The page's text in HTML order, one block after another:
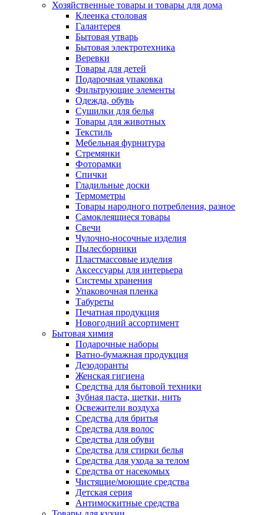
Хозяйственные товары и товары для дома
Клеенка столовая
Галантерея
Бытовая утварь
Бытовая электротехника
Веревки
Товары для детей
Подарочная упаковка
Фильтрующие элементы
Одежда, обувь
Сушилки для белья
Товары для животных
Текстиль
Мебельная фурнитура
Стремянки
Фоторамки
Спички
Гладильные доски
Термометры
Товары народного потребления, разное
Самоклеящиеся товары
Свечи
Чулочно-носочные изделия
Пылесборники
Пластмассовые изделия
Аксессуары для интерьера
Системы хранения
Упаковочная пленка
Табуреты
Печатная продукция
Новогодний ассортимент
Бытовая химия
Подарочные наборы
Ватно-бумажная продукция
Дезодоранты
Женская гигиена
Средства для бытовой техники
Зубная паста, щетки, нить
Освежители воздуха
Средства для бритья
Средства для волос
Средства для обуви
Средства для стирки белья
Средства для ухода за телом
Средства от насекомых
Чистящие/моющие средства
Детская серия
Антимоскитные средства